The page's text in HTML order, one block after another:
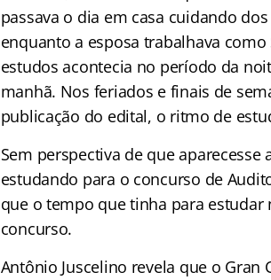
passava o dia em casa cuidando
enquanto a esposa trabalhava
estudos acontecia no período da
manhã. Nos feriados e finais de
publicação do edital, o ritmo de
Sem perspectiva de que
estudando para o concurso de
que o tempo que tinha para
concurso.
Antônio Juscelino revela que o